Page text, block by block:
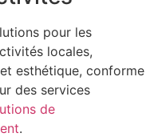
pour les
locales,
esthétique, conforme
des services
de
.